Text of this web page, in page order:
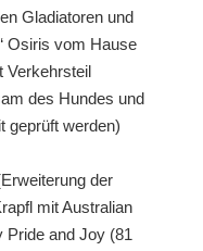
Gladiatoren und
Osiris vom Hause
Verkehrsteil
des Hundes und
geprüft werden)
der
mit Australian
Pride and Joy (81